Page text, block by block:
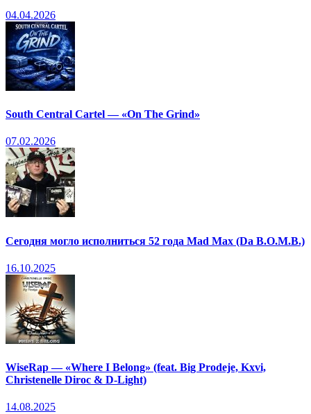
04.04.2026
South Central Cartel — «On The Grind»
07.02.2026
Сегодня могло исполниться 52 года Mad Max (Da B.O.M.B.)
16.10.2025
WiseRap — «Where I Belong» (feat. Big Prodeje, Kxvi,
Christenelle Diroc & D-Light)
14.08.2025